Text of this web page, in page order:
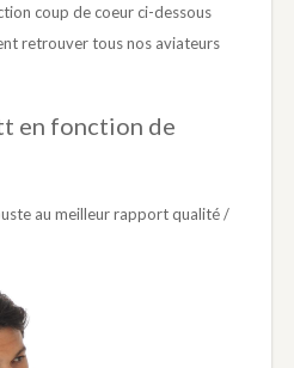
coup de coeur ci-dessous
retrouver tous nos aviateurs
en fonction de
au meilleur rapport qualité /